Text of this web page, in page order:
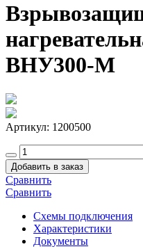
ВНУ300-М
Артикул: 1200500
Добавить в заказ
Сравнить
Сравнить
Схемы подключения
Характеристики
Документы